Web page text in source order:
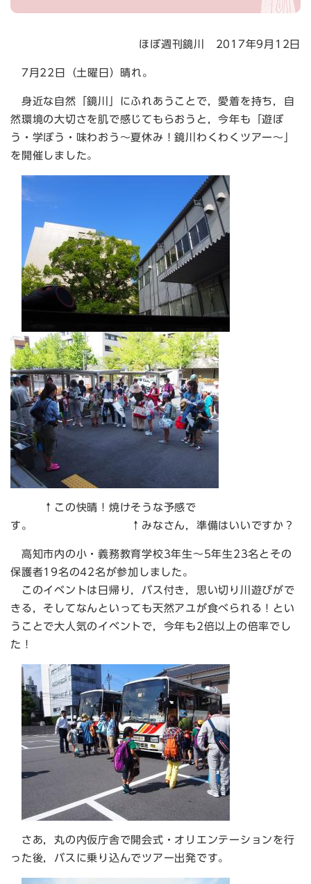
ほぼ週刊鏡川 2017年9月12日
7月22日（土曜日）晴れ。
身近な自然「鏡川」にふれあうことで，愛着を持ち，自
然環境の大切さを肌で感じてもらおうと，今年も「遊ぼ
う・学ぼう・味わおう～夏休み！鏡川わくわくツアー～」
を開催しました。
↑この快晴！焼けそうな予感で
す。 ↑みなさん，準備はいいですか？
高知市内の小・義務教育学校3年生～5年生23名とその
保護者19名の42名が参加しました。
このイベントは日帰り，バス付き，思い切り川遊びがで
きる，そしてなんといっても天然アユが食べられる！とい
うことで大人気のイベントで，今年も2倍以上の倍率でし
た！
さあ，丸の内仮庁舎で開会式・オリエンテーションを行
った後，バスに乗り込んでツアー出発です。